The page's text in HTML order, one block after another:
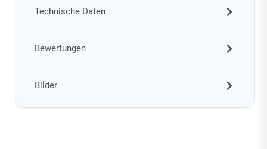
Technische Daten
Bewertungen
Bilder